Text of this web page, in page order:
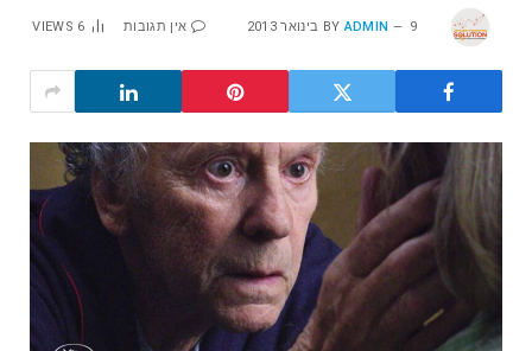
BY ADMIN 9 בינואר 2013 אין תגובות 6
VIEWS